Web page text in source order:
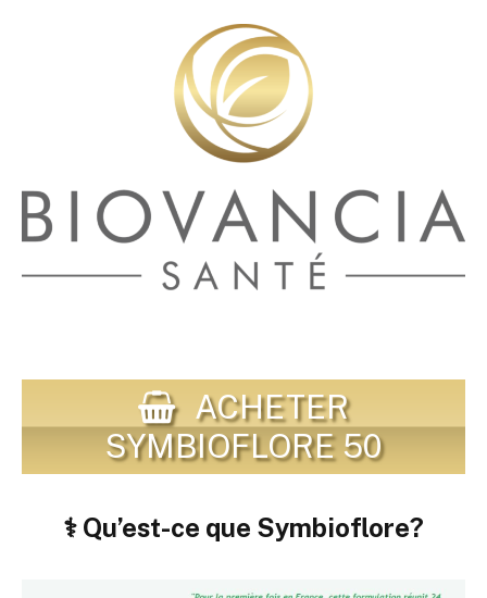
ACHETER
SYMBIOFLORE 50
⚕️ Qu’est-ce que Symbioflore?